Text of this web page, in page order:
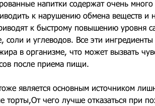
напитки содержат очень
к нарушению обмена веществ и
к быстрому повышению уровня
соли и углеводов. Все эти ингредиенты
в организме, что может вызвать
после приема пищи.
является основным источником
торты,От чего лучше отказаться при